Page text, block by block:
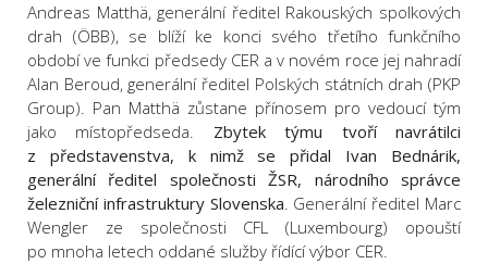
Andreas Matthä, generální ředitel Rakouských spolkových
drah (ÖBB), se blíží ke konci svého třetího funkčního
období ve funkci předsedy CER a v novém roce jej nahradí
Alan Beroud, generální ředitel Polských státních drah (PKP
Group). Pan Matthä zůstane přínosem pro vedoucí tým
jako místopředseda. Zbytek týmu tvoří navrátilci
z představenstva, k nimž se přidal Ivan Bednárik,
generální ředitel společnosti ŽSR, národního správce
železniční infrastruktury Slovenska. Generální ředitel Marc
Wengler ze společnosti CFL (Luxembourg) opouští
po mnoha letech oddané služby řídící výbor CER.